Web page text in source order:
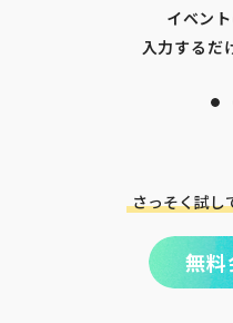
イベン
入力するだ
さっそく試し
無